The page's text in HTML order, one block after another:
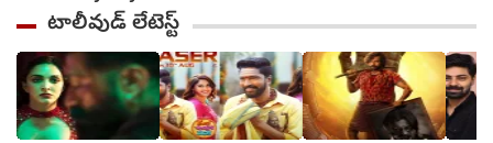
టాలీవుడ్ లేటెస్ట్